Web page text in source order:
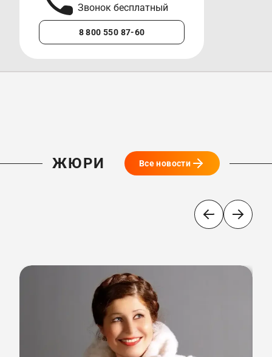
Звонок бесплатный
8 800 550 87-60
ЖЮРИ Все новости